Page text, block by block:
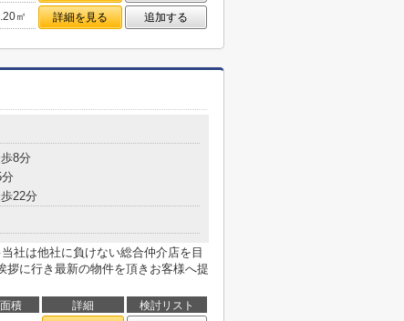
㎡ 詳細を見る 追加する
8分
22分
社は他社に負けない総合仲介店を目
に行き最新の物件を頂きお客様へ提
面積 詳細
検討リスト